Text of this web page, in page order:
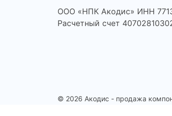
ООО «НПК Акодис» ИНН
Расчетный счет
© 2026 Акодис - продажа